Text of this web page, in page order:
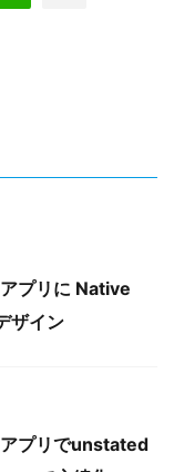
プリに Native
ザイン
プリでunstated